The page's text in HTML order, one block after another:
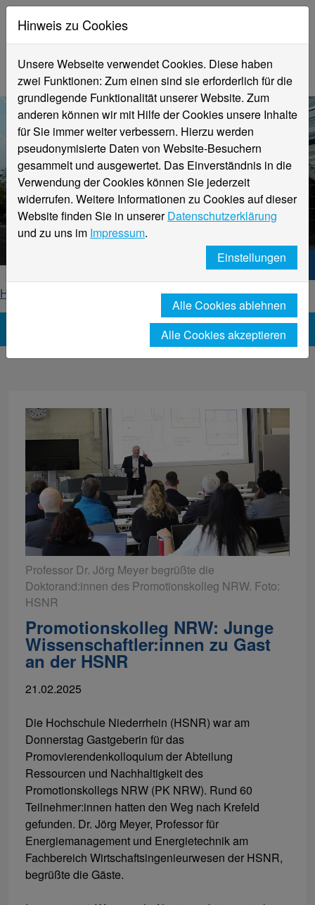
Aktuelle Meldungen
Hochschule Niederrhein
Hochschule Niederrhein. Dein Weg.
Home
News-Detailseite
Professor Dr. Jörg Meyer begrüßte die
Doktorand:innen des Promotionskolleg NRW. Foto:
HSNR
Promotionskolleg NRW: Junge
Wissenschaftler:innen zu Gast
an der HSNR
21.02.2025
Die Hochschule Niederrhein (HSNR) war am
Donnerstag Gastgeberin für das
Promovierendenkolloquium der Abteilung
Ressourcen und Nachhaltigkeit des
Promotionskollegs NRW (PK NRW). Rund 60
Teilnehmer:innen hatten den Weg nach Krefeld
gefunden. Dr. Jörg Meyer, Professor für
Energiemanagement und Energietechnik am
Fachbereich Wirtschaftsingenieurwesen der HSNR,
begrüßte die Gäste.
Hinweis zu Cookies
Unsere Webseite verwendet Cookies. Diese haben
zwei Funktionen: Zum einen sind sie erforderlich für die
grundlegende Funktionalität unserer Website. Zum
anderen können wir mit Hilfe der Cookies unsere Inhalte
für Sie immer weiter verbessern. Hierzu werden
pseudonymisierte Daten von Website-Besuchern
gesammelt und ausgewertet. Das Einverständnis in die
Verwendung der Cookies können Sie jederzeit
widerrufen. Weitere Informationen zu Cookies auf dieser
Website finden Sie in unsererDatenschutzerklärung
und zu uns im Impressum.
Einstellungen
Alle Cookies ablehnen
Alle Cookies akzeptieren